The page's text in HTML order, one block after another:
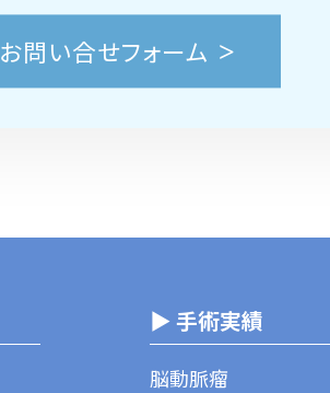
お問い合せフォーム
▶ 手術実績
脳動脈瘤